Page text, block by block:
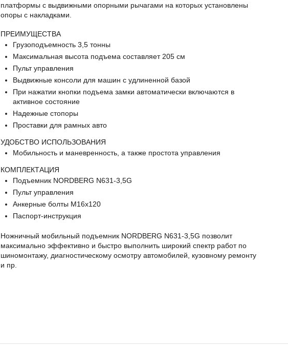
платформы с выдвижными опорными рычагами на которых установлены
опоры с накладками.
ПРЕИМУЩЕСТВА
Грузоподъемность 3,5 тонны
Максимальная высота подъема составляет 205 см
Пульт управления
Выдвижные консоли для машин с удлиненной базой
При нажатии кнопки подъема замки автоматически включаются в
активное состояние
Надежные стопоры
Проставки для рамных авто
УДОБСТВО ИСПОЛЬЗОВАНИЯ
Мобильность и маневренность, а также простота управления
КОМПЛЕКТАЦИЯ
Подъемник NORDBERG N631-3,5G
Пульт управления
Анкерные болты М16х120
Паспорт-инструкция
Ножничный мобильный подъемник NORDBERG N631-3,5G позволит
максимально эффективно и быстро выполнить широкий спектр работ по
шиномонтажу, диагностическому осмотру автомобилей, кузовному ремонту
и пр.